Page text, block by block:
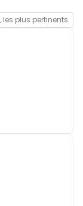
les plus pertinents